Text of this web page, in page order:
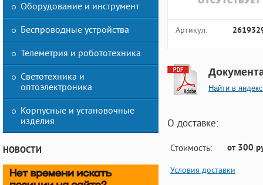
Оборудование и инструмент
Беспроводные устройства
Телеметрия и робототехника
Светотехника и
оптоэлектроника
Корпусные и установочные
изделия
НОВОСТИ
Артикул:
Найти в яндекс
О доставке:
Стоимость: от 300
Условия доставки